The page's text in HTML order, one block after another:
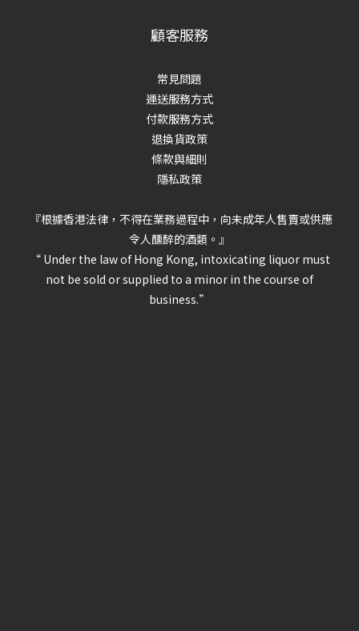
顧客服務
常見問題
運送服務方式
付款服務方式
退換貨政策
條款與細則
隱私政策
『根據香港法律，不得在業務過程中，向未成年人售賣或供應
令人醺醉的酒類。』
“ Under the law of Hong Kong, intoxicating liquor must
not be sold or supplied to a minor in the course of
business.”